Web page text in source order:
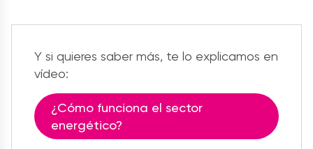
Y si quieres saber más, te lo explicamos en
vídeo:
¿Cómo funciona el sector
energético?